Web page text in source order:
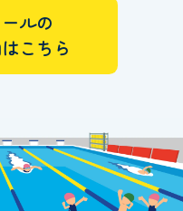
ルの
こちら